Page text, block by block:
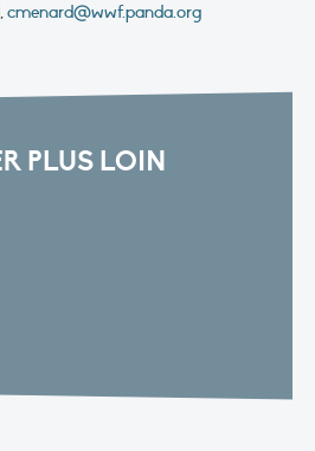
cmenard@wwf.panda.org
PLUS LOIN